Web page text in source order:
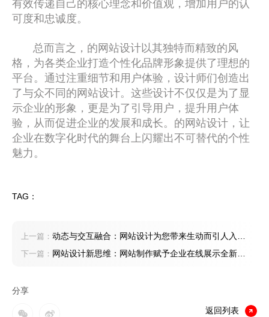
分享
返回列表
有效传递自己的核心理念和价值观，增加用户的认
可度和忠诚度。
总而言之，的网站设计以其独特而精致的风
格，为各类企业打造个性化品牌形象提供了理想的
平台。通过注重细节和用户体验，设计师们创造出
了与众不同的网站设计。这些设计不仅仅是为了显
示企业的形象，更是为了引导用户，提升用户体
验，从而促进企业的发展和成长。的网站设计，让
企业在数字化时代的舞台上闪耀出不可替代的个性
魅力。
TAG：
上一篇： 动态与交互融合：网站设计为您带来生动而引人入胜
的在线世界
下一篇： 网站设计新思维：网站制作赋予企业在线展示全新可